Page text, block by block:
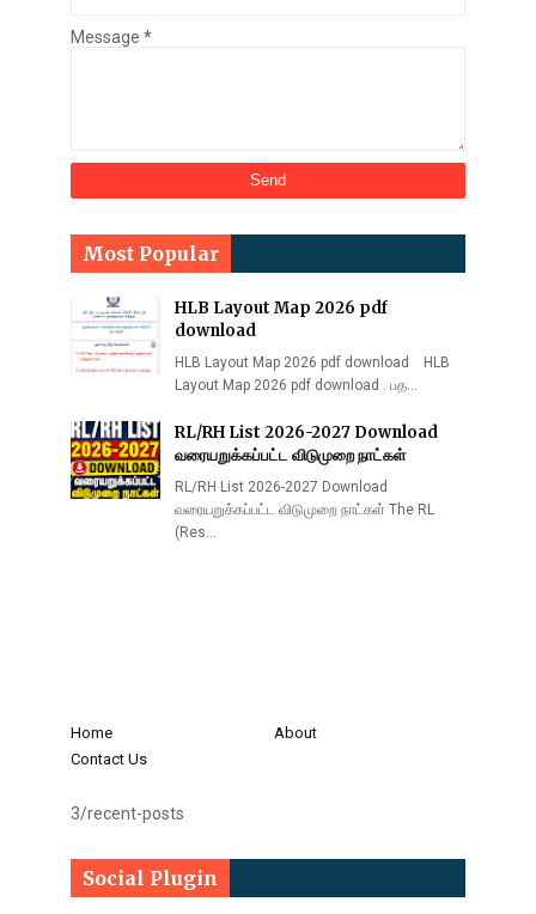
Message *
Most Popular
HLB Layout Map 2026 pdf
download
HLB Layout Map 2026 pdf download HLB
Layout Map 2026 pdf download . பத…
RL/RH List 2026-2027 Download
வரையறுக்கப்பட்ட விடுமுறை நாட்கள்
RL/RH List 2026-2027 Download
வரையறுக்கப்பட்ட விடுமுறை நாட்கள் The RL
(Res…
Home
About
Contact Us
3/recent-posts
Social Plugin